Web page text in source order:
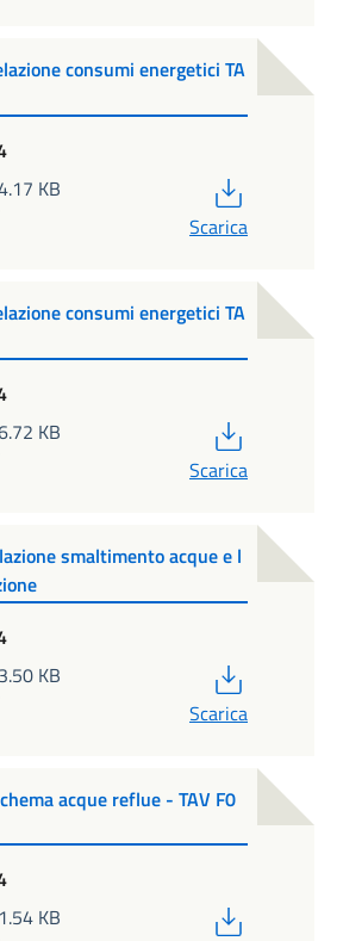
consumi energetici TA
KB
Scarica
consumi energetici TA
KB
Scarica
smaltimento acque e l
KB
Scarica
acque reflue - TAV F0
KB